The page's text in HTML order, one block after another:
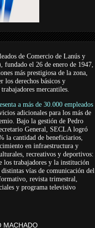
de Comercio de Lanús y
fundado el 26 de enero de 1947,
más prestigiosa de la zona,
los derechos básicos y
mercantiles.
a más de 30.000 empleados
adicionales para los más de
Bajo la gestión de Pedro
General, SECLA logró
la cantidad de beneficiarios,
en infraestructura y
recreativos y deportivos:
los trabajadores y la institución
vías de comunicación del
revista trimestral,
y programa televisivo
MACHADO